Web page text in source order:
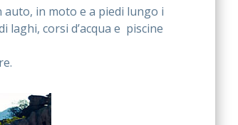
auto, in moto e a piedi lungo i
laghi, corsi d’acqua e piscine